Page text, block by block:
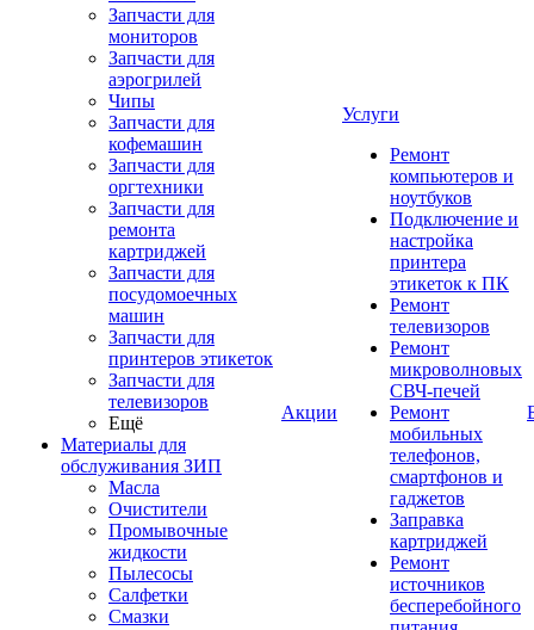
Запчасти для
мониторов
Запчасти для
аэрогрилей
Чипы
Запчасти для
кофемашин
Запчасти для
оргтехники
Запчасти для
ремонта
картриджей
Запчасти для
посудомоечных
машин
Запчасти для
принтеров этикеток
Запчасти для
телевизоров
Ещё
Материалы для
обслуживания ЗИП
Масла
Очистители
Промывочные
жидкости
Пылесосы
Салфетки
Смазки
Акции
Услуги
Ремонт
компьютеров и
ноутбуков
Подключение и
настройка
принтера
этикеток к ПК
Ремонт
телевизоров
Ремонт
микроволновых
СВЧ-печей
Ремонт
мобильных
телефонов,
смартфонов и
гаджетов
Заправка
картриджей
Ремонт
источников
бесперебойного